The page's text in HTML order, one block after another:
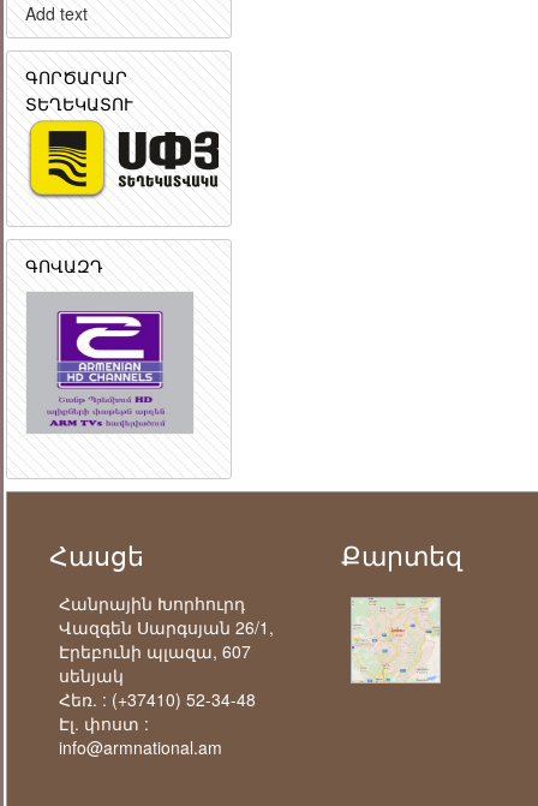
Add text
ԳՈՐԾԱՐԱՐ
ՏԵՂԵԿԱՏՈՒ
ԳՈՎԱԶԴ
Հասցե
Հանրային Խորհուրդ
Վազգեն Սարգսյան 26/1,
Էրեբունի պլազա, 607
սենյակ
Հեռ. : (+37410) 52-34-48
Էլ. փոստ :
info@armnational.am
Քարտեզ